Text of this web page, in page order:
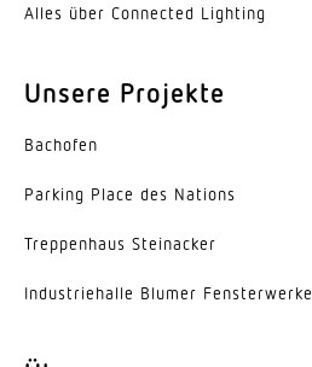
Unterkriechschutz
segmentweise Ausblendung
Ja
Elektronische Skalierbarkeit
Mechanische Skalierbarkeit
Alles über Connected Lighting
Unsere Projekte
Bachofen
Parking Place des Nations
Trep­penhaus Steinacker
Indus­trie­halle Blumer Fensterwerke